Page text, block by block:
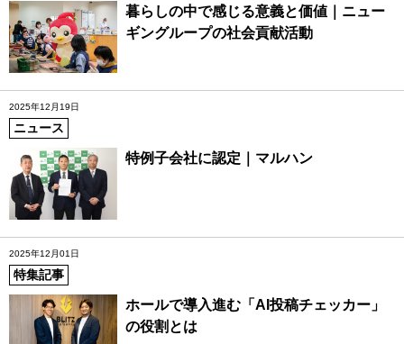
暮らしの中で感じる意義と価値｜ニュー
ギングループの社会貢献活動
2025年12月19日
ニュース
特例子会社に認定｜マルハン
2025年12月01日
特集記事
ホールで導入進む「AI投稿チェッカー」
の役割とは